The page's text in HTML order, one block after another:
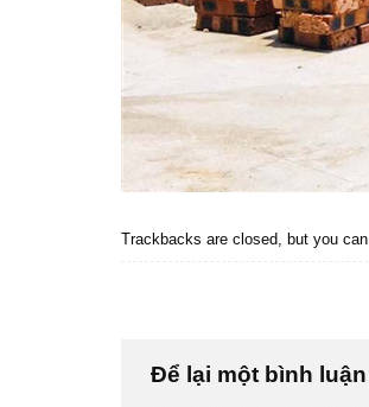
Trackbacks are closed, but you can
Để lại một bình luận